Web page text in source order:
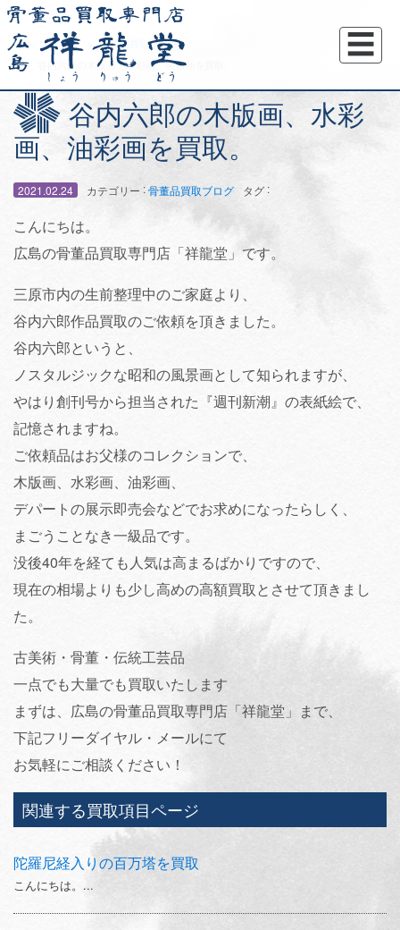
☰
トップページ
骨董品買取ブログ
谷内六郎の木版画、水彩画、油彩画を買取。
谷内六郎の木版画、水彩
画、油彩画を買取。
2021.02.24 カテゴリー :骨董品買取ブログ タグ :
こんにちは。
広島の骨董品買取専門店「祥龍堂」です。
三原市内の生前整理中のご家庭より、
谷内六郎作品買取のご依頼を頂きました。
谷内六郎というと、
ノスタルジックな昭和の風景画として知られますが、
やはり創刊号から担当された『週刊新潮』の表紙絵で、
記憶されますね。
ご依頼品はお父様のコレクションで、
木版画、水彩画、油彩画、
デパートの展示即売会などでお求めになったらしく、
まごうことなき一級品です。
没後40年を経ても人気は高まるばかりですので、
現在の相場よりも少し高めの高額買取とさせて頂きまし
た。
古美術・骨董・伝統工芸品
一点でも大量でも買取いたします
まずは、広島の骨董品買取専門店「祥龍堂」まで、
下記フリーダイヤル・メールにて
お気軽にご相談ください！
関連する買取項目ページ
陀羅尼経入りの百万塔を買取
こんにちは。...